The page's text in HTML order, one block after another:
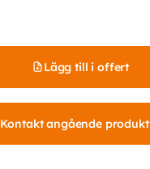
Lägg till i offert
Kontakt angående produkt